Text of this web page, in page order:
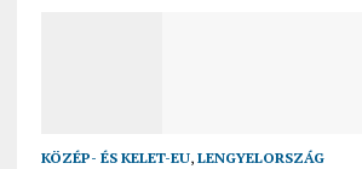
KÖZÉP- ÉS KELET-EU, LENGYELORSZÁG